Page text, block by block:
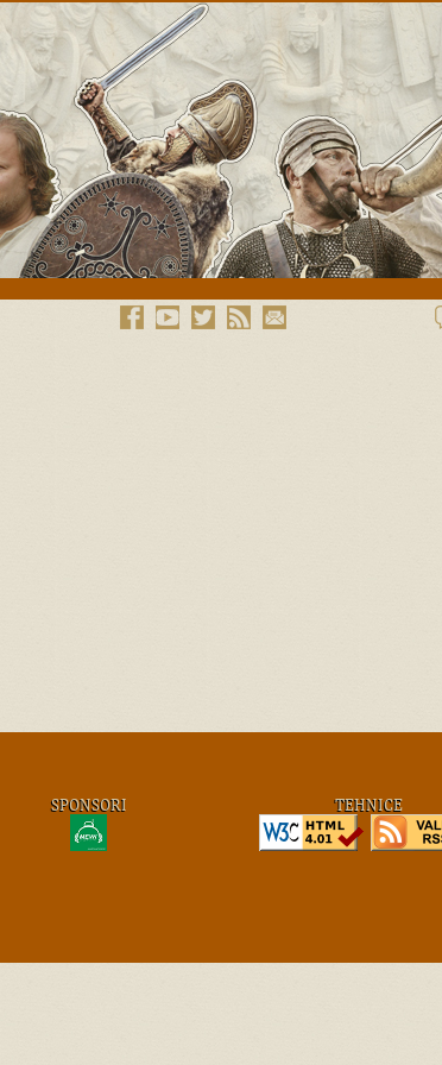
SPONSORI TEHNICE